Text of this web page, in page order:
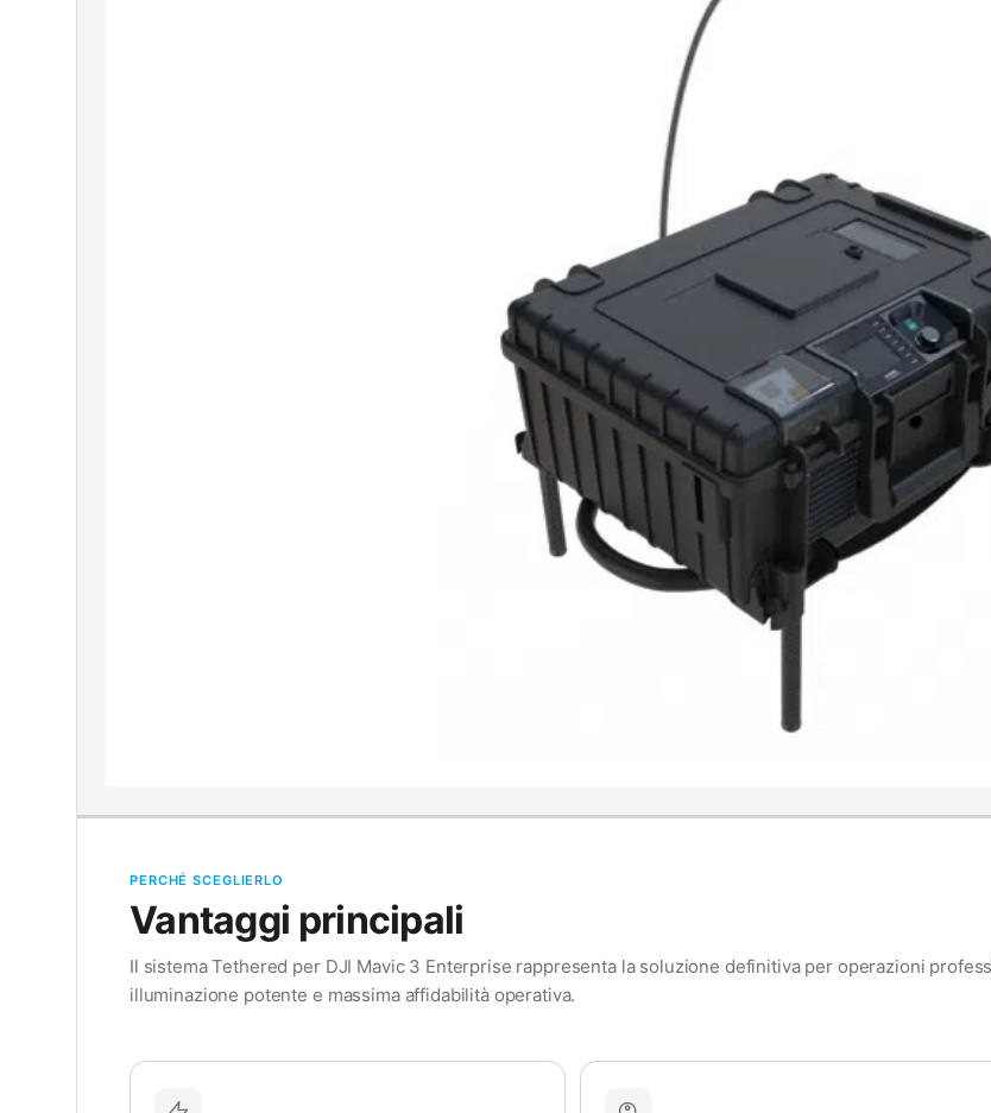
PERCHÉ SCEGLIERLO
Vantaggi principali
Il sistema Tethered per DJI Mavic 3 Enterprise rappresenta la soluzione definitiva per operazioni
illuminazione potente e massima affidabilità operativa.